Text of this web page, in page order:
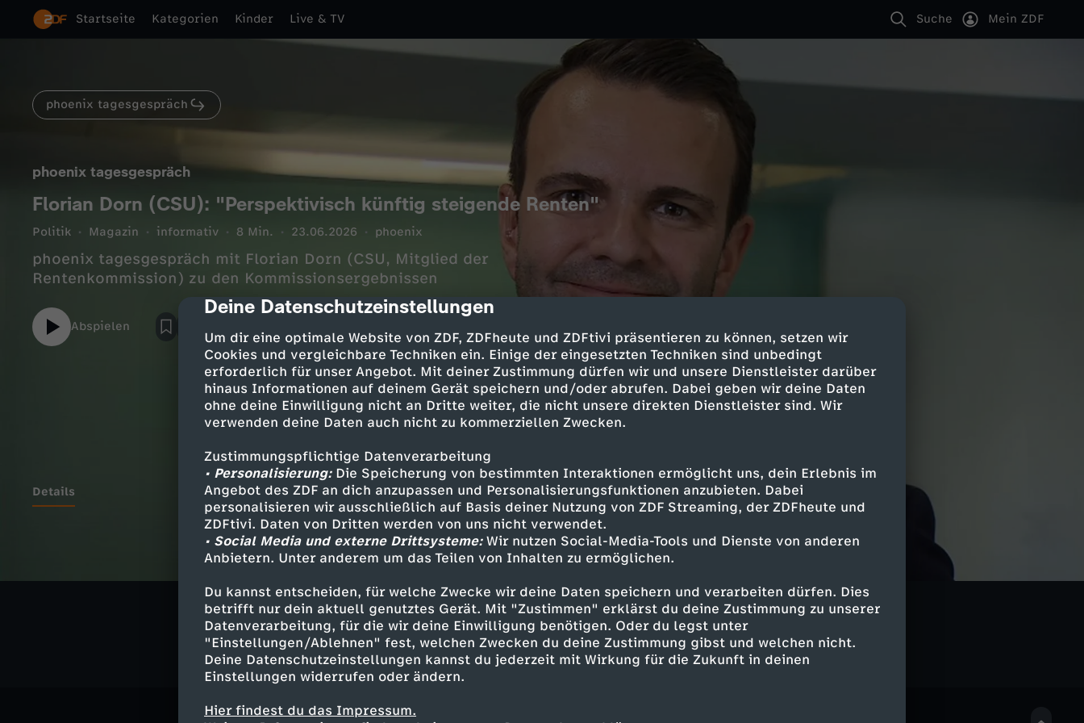
cmp-dialog-description
Deine Datenschutzeinstellungen
Um dir eine optimale Website von ZDF, ZDFheute und ZDFtivi präsentieren zu können, setzen wir
Cookies und vergleichbare Techniken ein. Einige der eingesetzten Techniken sind unbedingt
erforderlich für unser Angebot. Mit deiner Zustimmung dürfen wir und unsere Dienstleister darüber
hinaus Informationen auf deinem Gerät speichern und/oder abrufen. Dabei geben wir deine Daten
ohne deine Einwilligung nicht an Dritte weiter, die nicht unsere direkten Dienstleister sind. Wir
verwenden deine Daten auch nicht zu kommerziellen Zwecken.
Zustimmungspflichtige Datenverarbeitung
• Personalisierung:Die Speicherung von bestimmten Interaktionen ermöglicht uns, dein Erlebnis im
Angebot des ZDF an dich anzupassen und Personalisierungsfunktionen anzubieten. Dabei
personalisieren wir ausschließlich auf Basis deiner Nutzung von ZDF Streaming, der ZDFheute und
ZDFtivi. Daten von Dritten werden von uns nicht verwendet.
• Social Media und externe Drittsysteme:Wir nutzen Social-Media-Tools und Dienste von anderen
Anbietern. Unter anderem um das Teilen von Inhalten zu ermöglichen.
Du kannst entscheiden, für welche Zwecke wir deine Daten speichern und verarbeiten dürfen. Dies
betrifft nur dein aktuell genutztes Gerät. Mit "Zustimmen" erklärst du deine Zustimmung zu unserer
Datenverarbeitung, für die wir deine Einwilligung benötigen. Oder du legst unter
"Einstellungen/Ablehnen" fest, welchen Zwecken du deine Zustimmung gibst und welchen nicht.
Deine Datenschutzeinstellungen kannst du jederzeit mit Wirkung für die Zukunft in deinen
Einstellungen widerrufen oder ändern.
Hier findest du das Impressum.
Startseite Kategorien Kinder Live & TV Suche Mein ZDF
phoenix tagesgespräch
phoenix tagesgespräch
Florian Dorn (CSU): "Perspektivisch künftig steigende Renten"
Politik Magazin informativ 8 Min. 23.06.2026 phoenix
phoenix tagesgespräch mit Florian Dorn (CSU, Mitglied der
Rentenkommission) zu den Kommissionsergebnissen
Abspielen
Details
Ähnliche Inhalte entdecken
Politik Magazin informativ phoenix tagesgespräch